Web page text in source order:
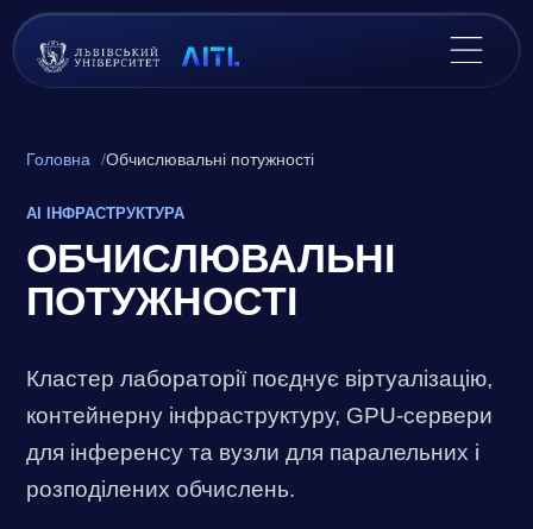
Головна Обчислювальні потужності
AI ІНФРАСТРУКТУРА
ОБЧИСЛЮВАЛЬНІ
ПОТУЖНОСТІ
Кластер лабораторії поєднує віртуалізацію,
контейнерну інфраструктуру, GPU-сервери
для інференсу та вузли для паралельних і
розподілених обчислень.